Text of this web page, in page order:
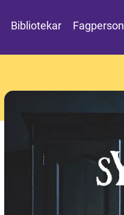
Bibliotekar Fagperson